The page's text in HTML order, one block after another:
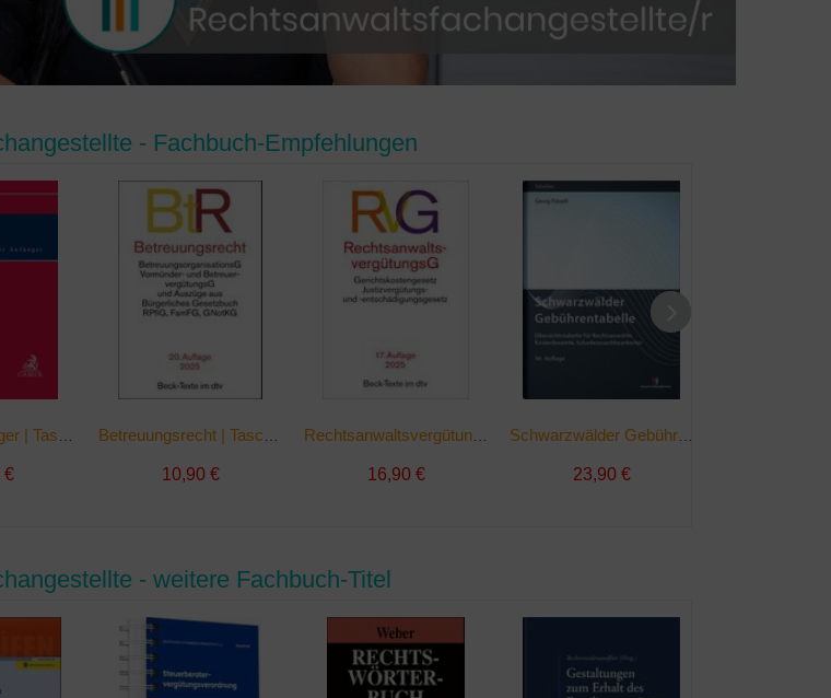
- Fachbuch-Empfehlungen
€ 10,90 € 16,90 € 23,90 €
- weitere Fachbuch-Titel